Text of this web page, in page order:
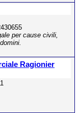
per cause civili,
Ragionier